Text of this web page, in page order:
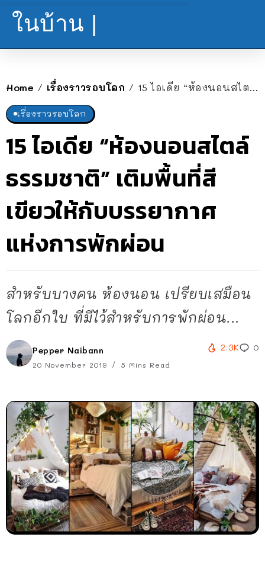
ในบ้าน |
Home / เรื่องราวรอบโลก / 15 ไอเดีย “ห้องนอนสไตล์ธรรมชาติ” เติมพื้นที่สีเขียวให้กับบรรยากาศแห่งการพักผ่อน
เรื่องราวรอบโลก
15 ไอเดีย “ห้องนอนสไตล์
ธรรมชาติ” เติมพื้นที่สี
เขียวให้กับบรรยากาศ
แห่งการพักผ่อน
สำหรับบางคน ห้องนอน เปรียบเสมือน
โลกอีกใบ ที่มีไว้สำหรับการพักผ่อน...
Pepper Naibann
20 November 2019 5 Mins Read
2.3K 0